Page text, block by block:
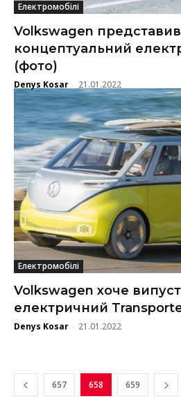
Електромобілі
Volkswagen представив
концептуальний
(фото)
Denys Kosar - 21.01.2022
Електромобілі
Volkswagen хоче
електричний
Denys Kosar - 21.01.2022
657 658 659